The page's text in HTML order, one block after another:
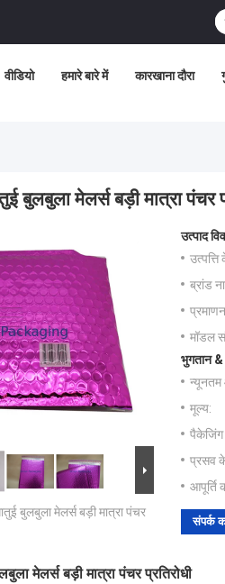
वीडियो हमारे बारे में कारखाना दौरा
बुलबुला मेलर्स बड़ी मात्रा पंचर
बुलबुला मेलर्स बड़ी मात्रा पंचर
उत्पाद
ब्रांड
मॉडल
भुगतान &
न्यूनतम
मूल्य:
पैकेजिंग
प्रसव
आपूर्ति
संपर्क
मेलर्स बड़ी मात्रा पंचर प्रतिरोधी